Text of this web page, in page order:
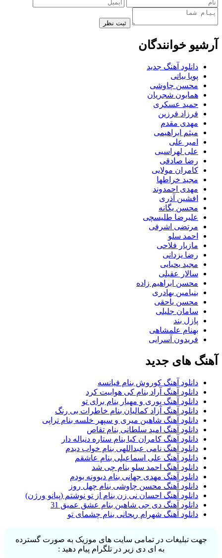
ثبت نظر
آرشیو خوانندگان
دانلود آهنگ جدید
پویا بیاتی
محسن چاوشی
همایون شجریان
حمید عسکری
فرزاد فرزین
مهدی مقدم
میثم ابراهیمی
امیر علی
علی لهراسبی
رضا صادقی
کامران مولایی
مجید خراطها
مهدی احمدوند
افشین آذری
محسن یگانه
علیرضا طلیسچی
مرتضی اشرفی
احمد سلو
مازیار فلاحی
رضا یزدانی
مجید یحیایی
سالار عقیلی
محسن ابراهیم زاده
بنیامین بهادری
محسن یاحقی
سامان جلیلی
پازل بند
بهنام علمشاهی
فریدون آسرایی
آهنگ های جدید
دانلود آهنگ کوروش بنام فیانسه
دانلود آهنگ آراد بنام کی هواییت کرد
دانلود آهنگ پوری و مهیار بنام برای تو
دانلود آهنگ آزاد کمالیان بنام خاطرات بی رنگ
دانلود آهنگ شاهین میری و سپهر خلسه بنام تراپی
دانلود آهنگ امید سلطانی بنام تقاص
دانلود آهنگ کامران کیا بنام ستاره دنباله دار
دانلود آهنگ نامی عبداللهی بنام خواب دیدم
دانلود آهنگ علی اسماعیلی بنام عاشقم
دانلود آهنگ احمد سلو بنام چی شد
دانلود آهنگ مهدی جهانی بنام دیوونه بودم
دانلود آهنگ محسن چاوشی بنام چهل روز
دانلود آهنگ احسان نی زن بنام از تو نوشتم (پیانو ورژن)
دانلود آهنگ دی جی شاهین بنام عشق عمیق 31
دانلود آهنگ شهرام ریحانی بنام چشمای تو
جهت تبلیغات در تمامی سایت های موزیک به صورت گسترده
به ای دی زیر در تلگرام پیام دهید :